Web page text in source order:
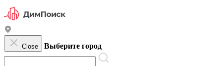
Close Выберите город